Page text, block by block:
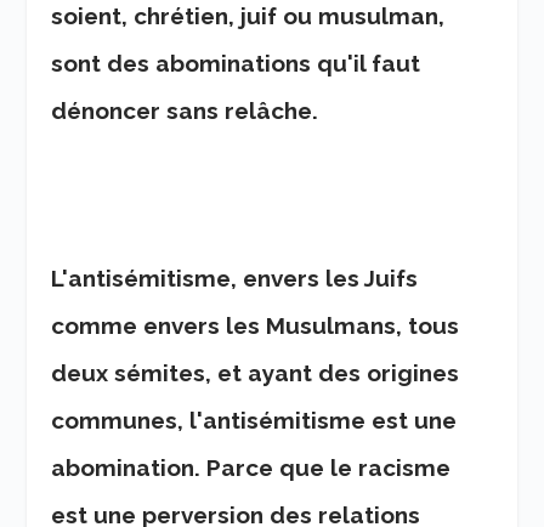
soient, chrétien, juif ou musulman,
sont des abominations qu'il faut
dénoncer sans relâche.
L'antisémitisme, envers les Juifs
comme envers les Musulmans, tous
deux sémites, et ayant des origines
communes, l'antisémitisme est une
abomination. Parce que le racisme
est une perversion des relations